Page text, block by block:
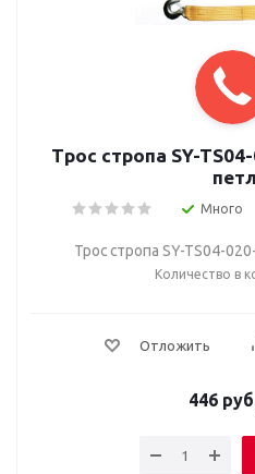
Трос стропа SY-
Много
Трос стропа SY-TS04-
Количество в
Отложить
446